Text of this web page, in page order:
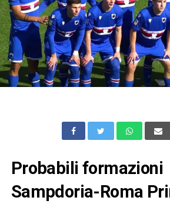
Probabili formazioni
Sampdoria-Roma